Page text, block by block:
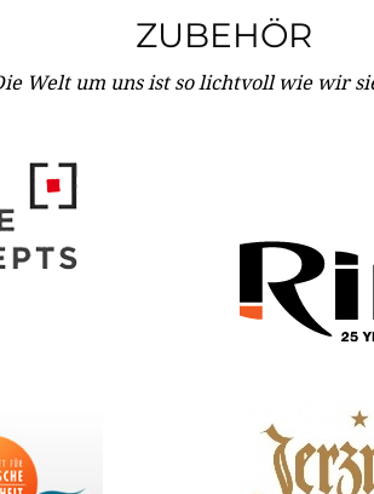
ZUBEHÖR
Welt um uns ist so lichtvoll wie wir